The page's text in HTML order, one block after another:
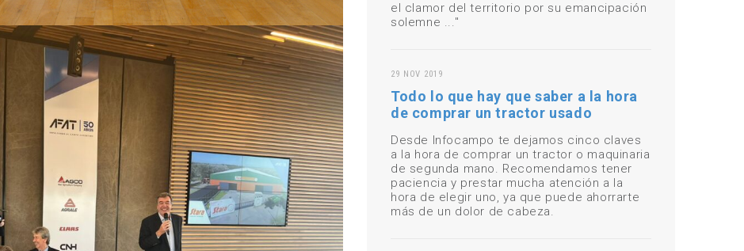
el clamor del territorio por su emancipación
solemne ..."
29 NOV 2019
Todo lo que hay que saber a la hora
de comprar un tractor usado
Desde Infocampo te dejamos cinco claves
a la hora de comprar un tractor o maquinaria
de segunda mano. Recomendamos tener
paciencia y prestar mucha atención a la
hora de elegir uno, ya que puede ahorrarte
más de un dolor de cabeza.